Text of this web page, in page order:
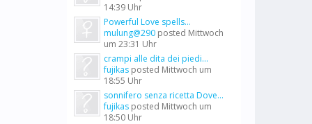
14:39 Uhr
Powerful Love spells...
mulung@290 posted Mittwoch
um 23:31 Uhr
crampi alle dita dei piedi...
fujikas posted Mittwoch um
18:55 Uhr
sonnifero senza ricetta Dove...
fujikas posted Mittwoch um
18:50 Uhr